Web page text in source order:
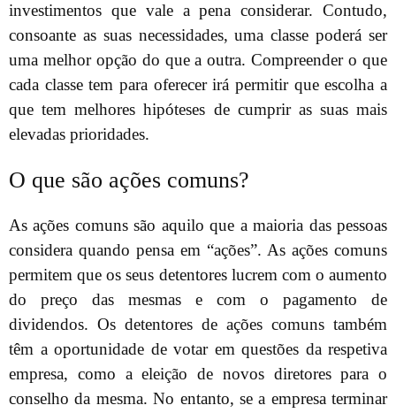
investimentos que vale a pena considerar. Contudo,
consoante as suas necessidades, uma classe poderá ser
uma melhor opção do que a outra. Compreender o que
cada classe tem para oferecer irá permitir que escolha a
que tem melhores hipóteses de cumprir as suas mais
elevadas prioridades.
O que são ações comuns?
As ações comuns são aquilo que a maioria das pessoas
considera quando pensa em “ações”. As ações comuns
permitem que os seus detentores lucrem com o aumento
do preço das mesmas e com o pagamento de
dividendos. Os detentores de ações comuns também
têm a oportunidade de votar em questões da respetiva
empresa, como a eleição de novos diretores para o
conselho da mesma. No entanto, se a empresa terminar